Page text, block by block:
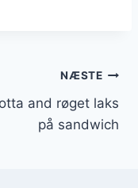
NÆSTE
and røget laks
på sandwich